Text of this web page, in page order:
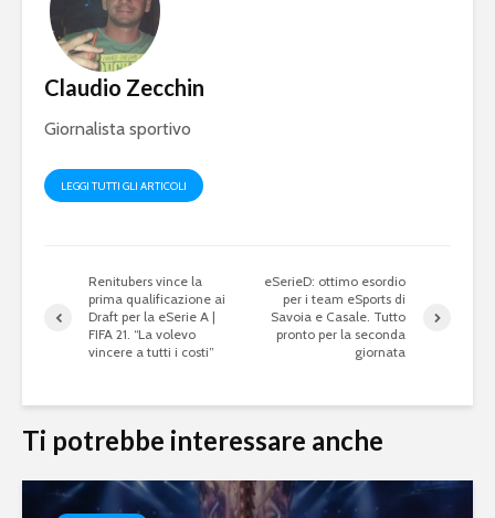
Claudio Zecchin
Giornalista sportivo
LEGGI TUTTI GLI ARTICOLI
Renitubers vince la
prima qualificazione ai
Draft per la eSerie A |
FIFA 21. “La volevo
vincere a tutti i costi”
eSerieD: ottimo esordio
per i team eSports di
Savoia e Casale. Tutto
pronto per la seconda
giornata
Ti potrebbe interessare anche